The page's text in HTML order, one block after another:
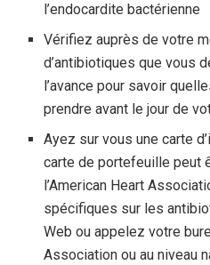
l’endocardite bactérienne
Vérifiez auprès de votre
d’antibiotiques que vous
l’avance pour savoir
prendre avant le jour de
Ayez sur vous une carte
carte de portefeuille peut
l’American Heart
spécifiques sur les
Web ou appelez votre
Association ou au niveau